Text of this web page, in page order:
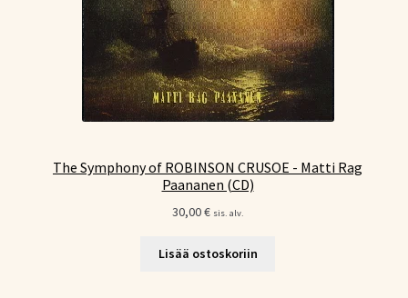
The Symphony of ROBINSON CRUSOE - Matti Rag
Paananen (CD)
30,00€ sis. alv.
Lisää ostoskoriin